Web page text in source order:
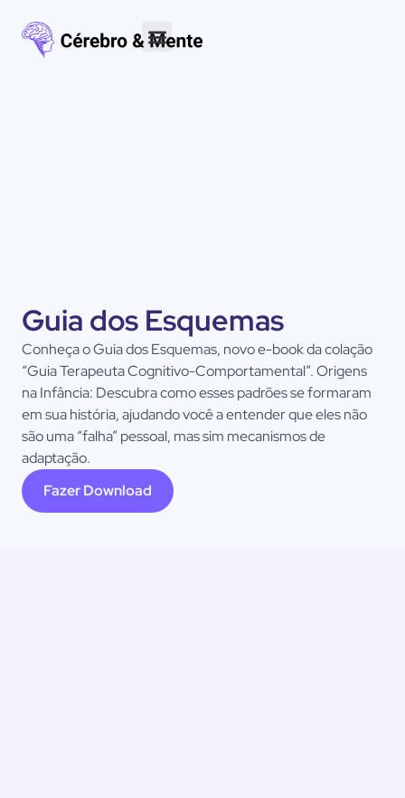
Guia dos Esquemas
Conheça o Guia dos Esquemas, novo e-book da colação
“Guia Terapeuta Cognitivo-Comportamental”. Origens
na Infância: Descubra como esses padrões se formaram
em sua história, ajudando você a entender que eles não
são uma “falha” pessoal, mas sim mecanismos de
adaptação.
Fazer Download